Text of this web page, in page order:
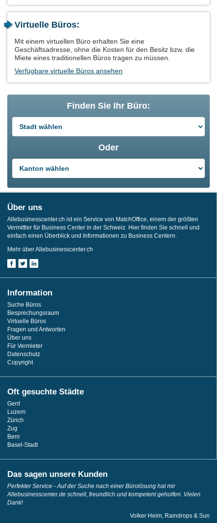
Virtuelle Büros:
Mit einem virtuellen Büro erhalten Sie eine
Geschäftsadresse, ohne die Kosten für den Besitz bzw. die
Miete eines traditionellen Büros tragen zu müssen.
Verfügbare virtuelle Büros ansehen
Finden Sie Ihr Büro:
Oder
Über uns
Allebusinesscenter.ch ist ein Service von MatchOffice, einem der größten
Vermittler für Business Center in der Schweiz. Hier finden Sie schnell und
einfach einen Überblick und Informationen zu Business Centern.
Mehr über Allebusinesscenter.ch
Information
Suche Büros
Besprechungsraum
Virtuelle Büros
Fragen und Antworten
Über uns
Für Vermieter
Datenschutz
Copyright
Oft gesuchte Städte
Genf
Luzern
Zürich
Zug
Bern
Basel-Stadt
Das sagen unsere Kunden
Perfekter Service - Auf der Suche nach einer Bürolösung hat mir
Allebusinesscenter.de schnell, freundlich und kompetent geholfen. Vielen
Dank!
Volker Heim, Raindrops & Sun